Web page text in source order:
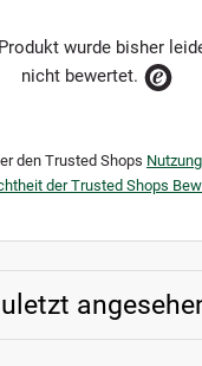
wurde bisher
nicht bewertet.
den Trusted Shops
der Trusted Shops